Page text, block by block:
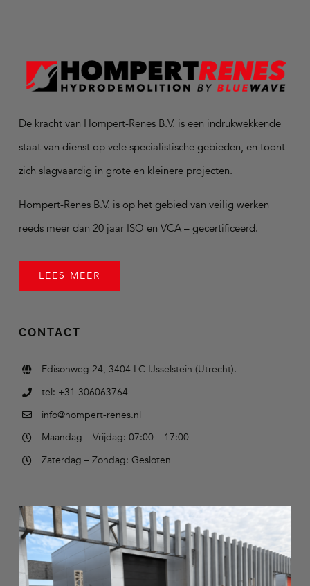
De kracht van Hompert-Renes B.V. is een indrukwekkende
staat van dienst op vele specialistische gebieden, en toont
zich slagvaardig in grote en kleinere projecten.
Hompert-Renes B.V. is op het gebied van veilig werken
reeds meer dan 20 jaar ISO en VCA – gecertificeerd.
LEES MEER
CONTACT
Edisonweg 24, 3404 LC IJsselstein (Utrecht).
tel: +31 306063764
info@hompert-renes.nl
Maandag – Vrijdag: 07:00 – 17:00
Zaterdag – Zondag: Gesloten